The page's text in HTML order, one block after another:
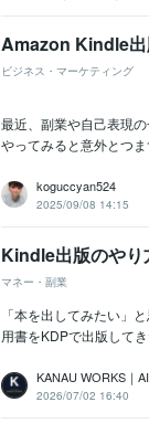
Amazon Kindle出
ビジネス・マーケティング
最近、副業や自己表現
やってみると意外とつ
koguccyan524
2025/09/08 14:15
Kindle出版のやり
マネー・副業
「本を出してみたい」
用書をKDPで出版して
KANAU WORKS｜
2026/07/02 16:40